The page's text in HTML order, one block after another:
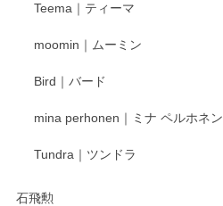
Teema｜ティーマ
moomin｜ムーミン
Bird｜バード
mina perhonen｜ミナ ペルホネン
Tundra｜ツンドラ
石飛勲